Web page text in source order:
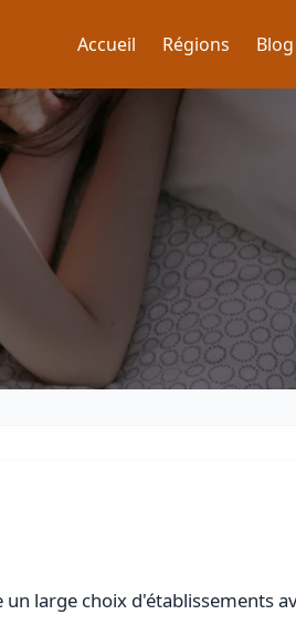
Accueil Régions Blog
large choix d'établissements